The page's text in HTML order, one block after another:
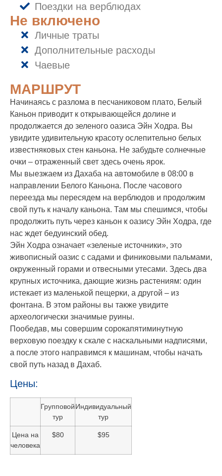
Поездки на верблюдах
Не включено
Личные траты
Дополнительные расходы
Чаевые
МАРШРУТ
Начинаясь с разлома в песчаниковом плато, Белый
Каньон приводит к открывающейся долине и
продолжается до зеленого оазиса Эйн Ходра. Вы
увидите удивительную красоту ослепительно белых
известняковых стен каньона. Не забудьте солнечные
очки – отраженный свет здесь очень ярок.
Мы выезжаем из Дахаба на автомобиле в 08:00 в
направлении Белого Каньона. После часового
переезда мы пересядем на верблюдов и продолжим
свой путь к началу каньона. Там мы спешимся, чтобы
продолжить путь через каньон к оазису Эйн Ходра, где
нас ждет бедуинский обед.
Эйн Ходра означает «зеленые источники», это
живописный оазис с садами и финиковыми пальмами,
окруженный горами и отвесными утесами. Здесь два
крупных источника, дающие жизнь растениям: один
истекает из маленькой пещерки, а другой – из
фонтана. В этом районы вы также увидите
археологически значимые руины.
Пообедав, мы совершим сорокапятиминутную
верховую поездку к скале с наскальными надписями,
а после этого направимся к машинам, чтобы начать
свой путь назад в Дахаб.
Цены:
Групповой
тур
Индивидуальный
тур
Цена на
человека
$80 $95